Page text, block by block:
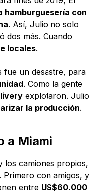
hamburguesería con
. Así, Julio no solo
dos más. Cuando
locales.
fue un desastre, para
. Como la gente
explotaron. Julio
la producción.
a Miami
los camiones propios,
. Primero con amigos, y
entre US$60.000